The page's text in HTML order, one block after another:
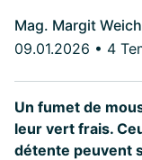
Mag. Margit
09.01.2026 • 4
Un fumet de
leur vert frais.
détente peuvent